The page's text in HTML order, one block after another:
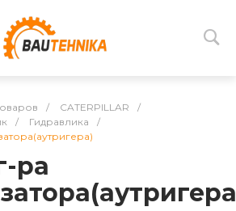
/ CATERPILLAR
/
/ Гидравлика
/
ра